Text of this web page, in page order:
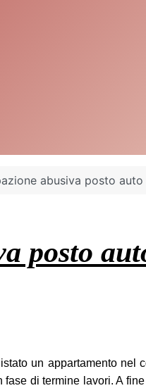
abusiva posto
posto
un appartamento
di termine lavori. A